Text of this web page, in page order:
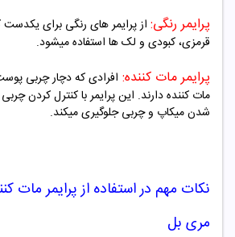
پرایمر رنگی: از پرایمر های رنگی برای
قرمزی، کبودی و لک ها استفاده میشود.
پرایمر مات کننده: افرادی که دچار چربی
مات کننده دارند. این پرایمر با کنترل کردن
شدن میکاپ و چربی جلوگیری میکند.
نکات مهم در استفاده ازپرایمر مات
مری بل